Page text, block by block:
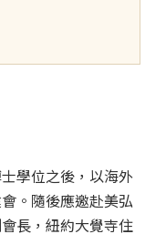
學位之後，以海外
。隨後應邀赴美弘
長，紐約大覺寺住